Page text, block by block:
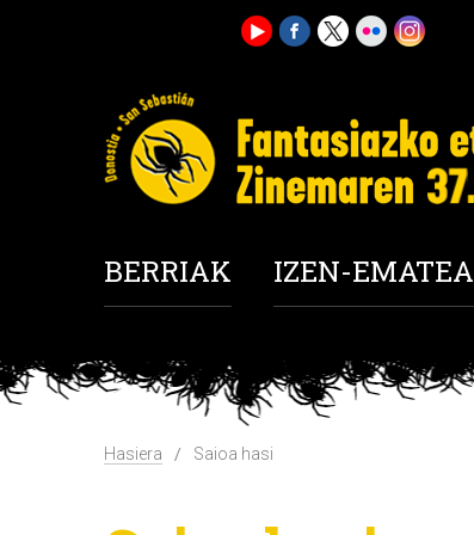
BERRIAK IZEN-EMATEA
Hasiera Saioa hasi